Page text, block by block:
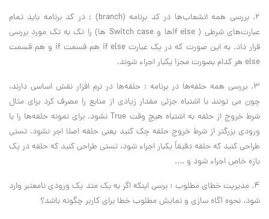
۲. بررسی همه انشعاب‌ها در کد برنامه (branch) : در کد برنامه باید تمام
عبارت‌های شرطی ( if elseها و Switch case ها) را تک به تک مورد بررسی
قرار داد. به این صورت که در یک عبارت if else هم فسمت if و هم قسمت
else هر کدام بصورت مجزا یکبار اجراء شوند.
۳. بررسی همه حلقه‌ها در برنامه : حلقه‌ها در نرم افزار نقش اساسی دارند،
چون می تونند با اشتباه جزئی مقدار زیادی از منابع را مصرف کرد برای مثال
شرط خروج از حلقه به اشتباه هیچ وقت True نشود. برای نمونه حلقه‌ها را با
ورودی بزرگتر از شرط خروج حلقه چک کنید یعنی حلقه اصلا اجر نشود. تستی
طراحی کنید که حلقه دقیقاً یکبار اجراء شود، تستی طراحی کنید که حلقه در یک
بازه خاص اجراء شود و ....
۴. مدیریت خطای مطلوب : برسی اینکه اگر به یک متد یک ورودی نامعتبر وارد
شود، نحوه آگاه سازی و نمایش مطلوب خطا برای کاربر چگونه باشد؟